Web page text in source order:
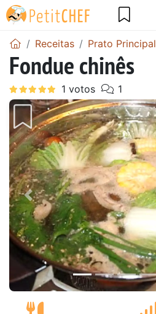
Receitas Prato Principal
Fondue chinês
Anterior